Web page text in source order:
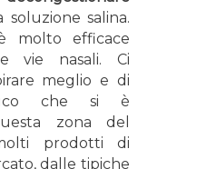
soluzione salina.
molto efficace
vie nasali. Ci
meglio e di
che si è
zona del
prodotti di
dalle tipiche